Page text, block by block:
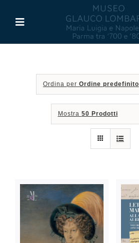
contenuto
Toggle
Maria Luigia d’Asburgo
Attività
Pubblicazioni
Ordina per Ordine predefinito
Mostra 50 Prodotti